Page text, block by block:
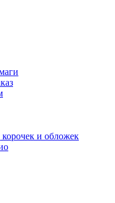
и обложек